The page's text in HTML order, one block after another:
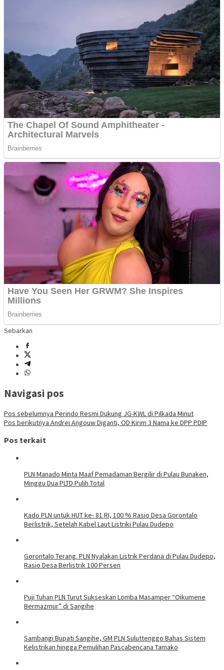
Sebarkan
Navigasi pos
Pos sebelumnya Perindo Resmi Dukung JG-KWL di Pilkada Minut
Pos berikutnya Andrei Angouw Diganti, OD Kirim 3 Nama ke DPP PDIP
Pos terkait
PLN Manado Minta Maaf Pemadaman Bergilir di Pulau Bunaken,
Minggu Dua PLTD Pulih Total
Kado PLN untuk HUT ke- 81 RI, 100 % Rasio Desa Gorontalo
Berlistrik, Setelah Kabel Laut Listriki Pulau Dudepo
Gorontalo Terang. PLN Nyalakan Listrik Perdana di Pulau Dudepo,
Rasio Desa Berlistrik 100 Persen
Puji Tuhan PLN Turut Sukseskan Lomba Masamper “Oikumene
Bermazmur” di Sangihe
Sambangi Bupati Sangihe, GM PLN Suluttenggo Bahas Sistem
Kelistrikan hingga Pemulihan Pascabencana Tamako